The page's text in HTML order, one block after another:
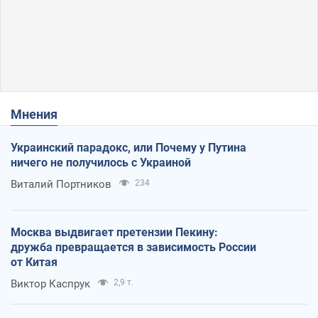
Мнения
Украинский парадокс, или Почему у Путина
ничего не получилось с Украиной
Виталий Портников 234
Москва выдвигает претензии Пекину:
дружба превращается в зависимость России
от Китая
Виктор Каспрук 2,9 т.